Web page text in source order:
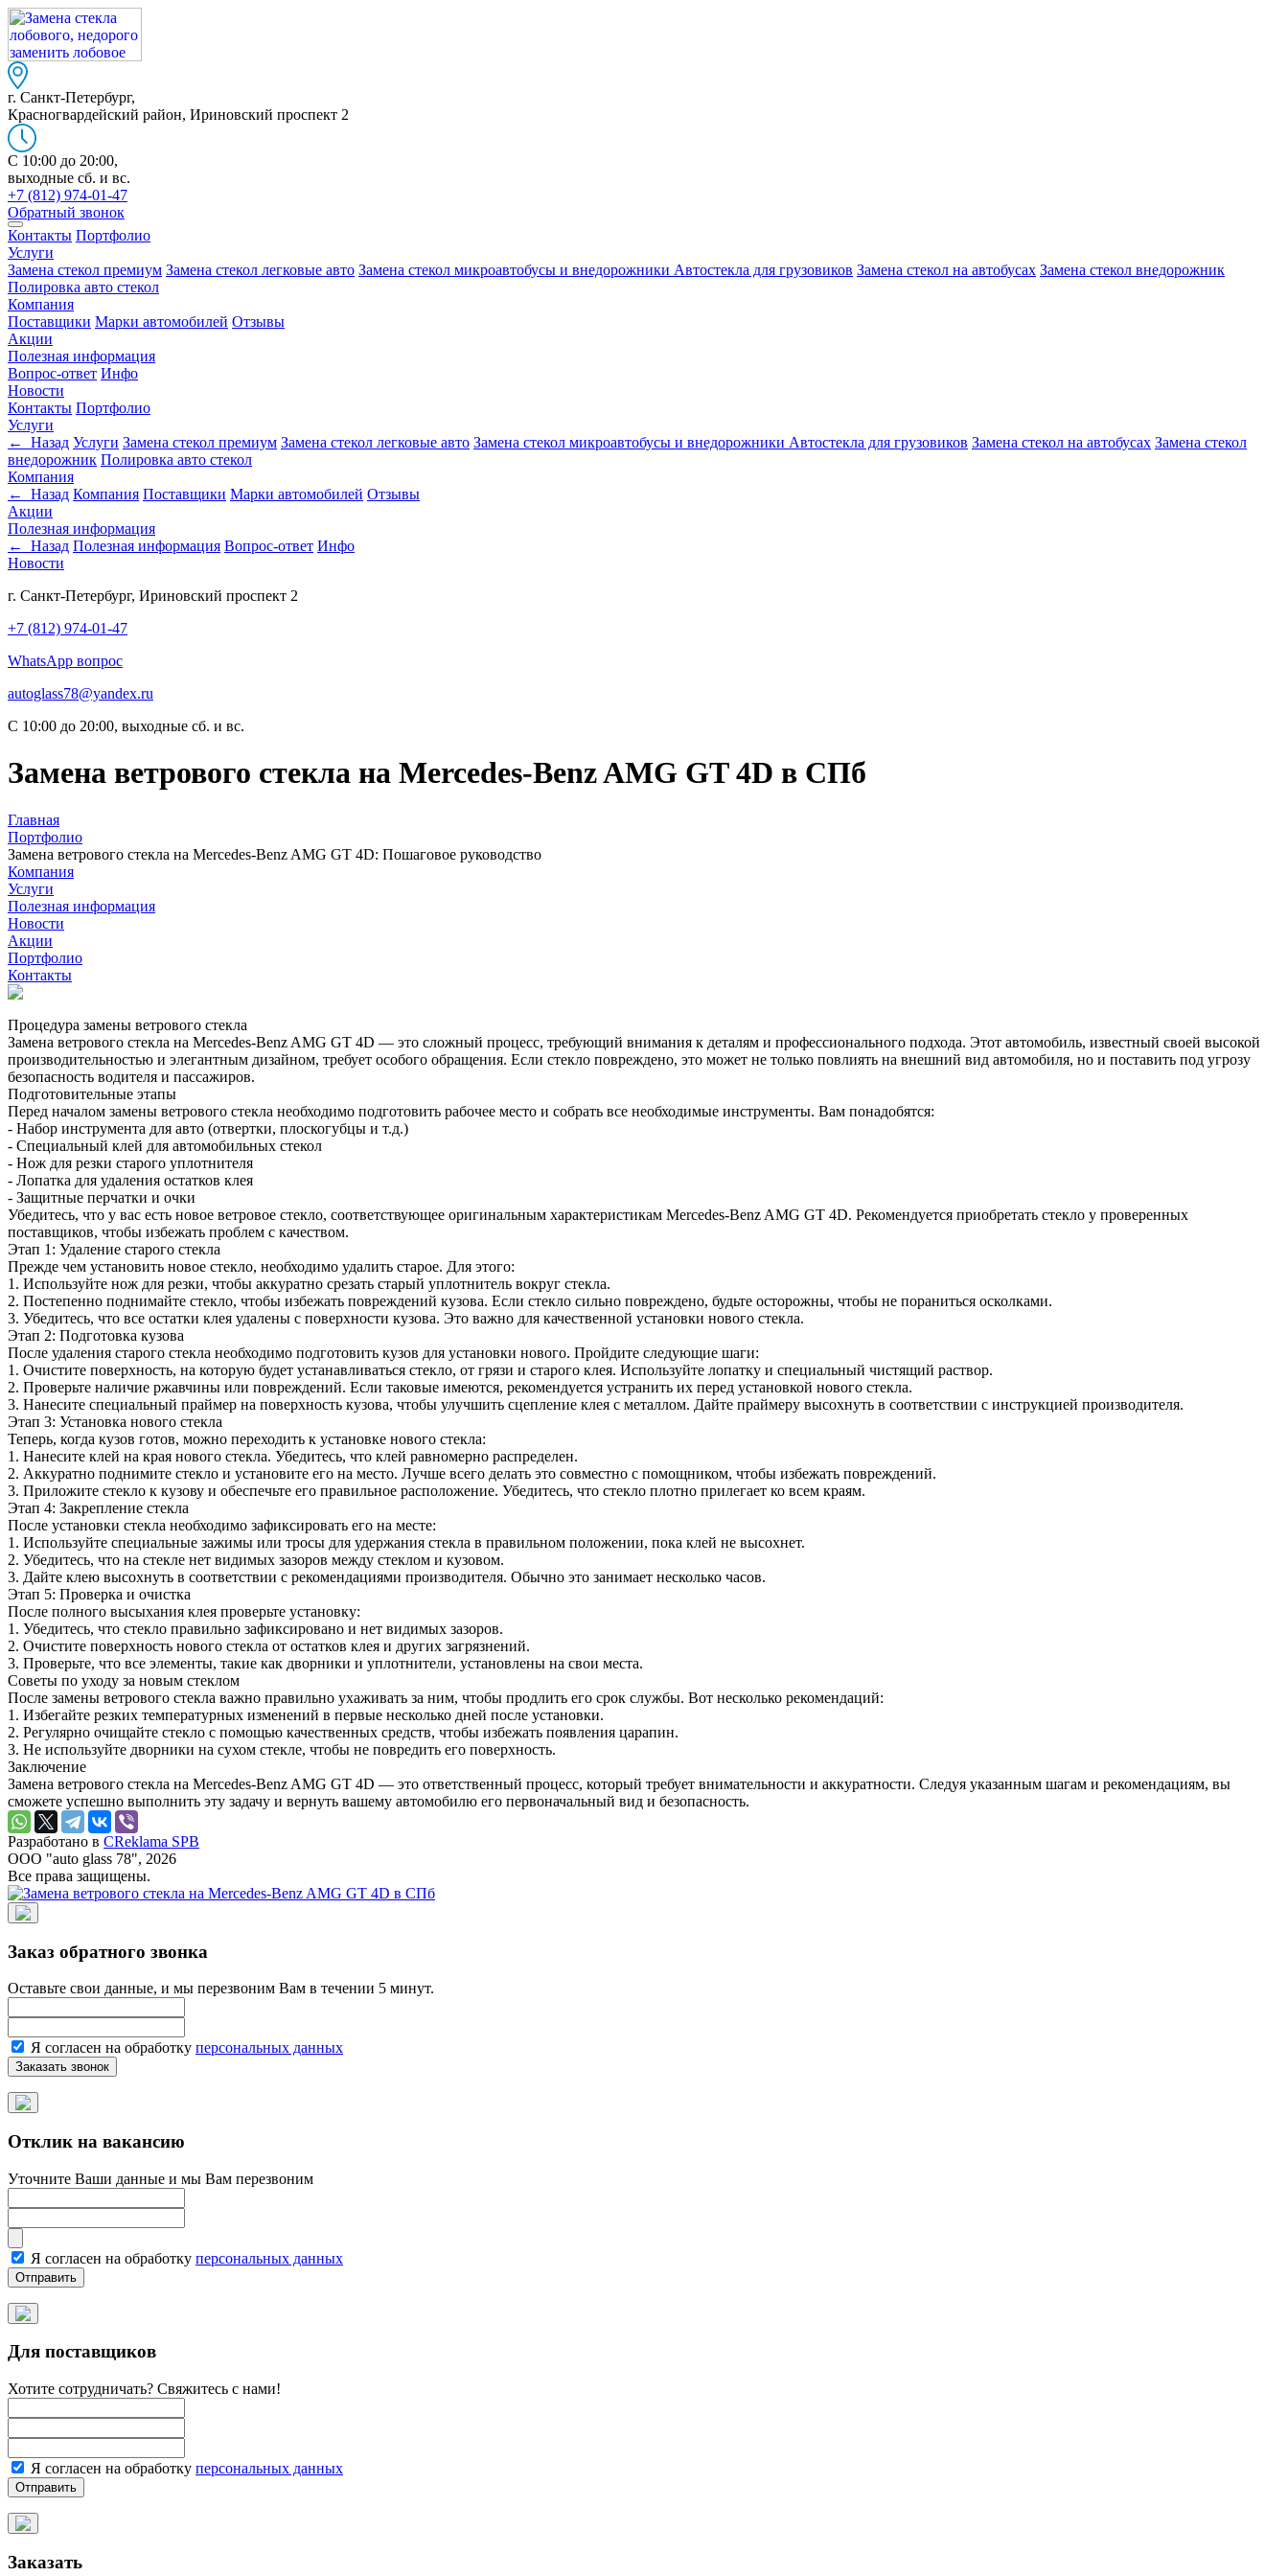
г. Санкт-Петербург,
Красногвардейский район, Ириновский проспект 2
C 10:00 до 20:00,
выходные сб. и вс.
+7 (812) 974-01-47
Обратный звонок
Контакты Портфолио
Услуги
Замена стекол премиум Замена стекол легковые авто Замена стекол микроавтобусы и внедорожники Автостекла для грузовиков Замена стекол на автобусах Замена стекол внедорожник
Полировка авто стекол
Компания
Поставщики Марки автомобилей Отзывы
Акции
Полезная информация
Вопрос-ответ Инфо
Новости
Контакты Портфолио
Услуги
← Назад Услуги Замена стекол премиум Замена стекол легковые авто Замена стекол микроавтобусы и внедорожники Автостекла для грузовиков Замена стекол на автобусах Замена стекол
внедорожник Полировка авто стекол
Компания
← Назад Компания Поставщики Марки автомобилей Отзывы
Акции
Полезная информация
← Назад Полезная информация Вопрос-ответ Инфо
Новости
г. Санкт-Петербург, Ириновский проспект 2
+7 (812) 974-01-47
WhatsApp вопрос
autoglass78@yandex.ru
C 10:00 до 20:00, выходные сб. и вс.
Замена ветрового стекла на Mercedes-Benz AMG GT 4D в СПб
Главная
Портфолио
Замена ветрового стекла на Mercedes-Benz AMG GT 4D: Пошаговое руководство
Компания
Услуги
Полезная информация
Новости
Акции
Портфолио
Контакты
Процедура замены ветрового стекла
Замена ветрового стекла на Mercedes-Benz AMG GT 4D — это сложный процесс, требующий внимания к деталям и профессионального подхода. Этот автомобиль, известный своей высокой
производительностью и элегантным дизайном, требует особого обращения. Если стекло повреждено, это может не только повлиять на внешний вид автомобиля, но и поставить под угрозу
безопасность водителя и пассажиров.
Подготовительные этапы
Перед началом замены ветрового стекла необходимо подготовить рабочее место и собрать все необходимые инструменты. Вам понадобятся:
- Набор инструмента для авто (отвертки, плоскогубцы и т.д.)
- Специальный клей для автомобильных стекол
- Нож для резки старого уплотнителя
- Лопатка для удаления остатков клея
- Защитные перчатки и очки
Убедитесь, что у вас есть новое ветровое стекло, соответствующее оригинальным характеристикам Mercedes-Benz AMG GT 4D. Рекомендуется приобретать стекло у проверенных
поставщиков, чтобы избежать проблем с качеством.
Этап 1: Удаление старого стекла
Прежде чем установить новое стекло, необходимо удалить старое. Для этого:
1. Используйте нож для резки, чтобы аккуратно срезать старый уплотнитель вокруг стекла.
2. Постепенно поднимайте стекло, чтобы избежать повреждений кузова. Если стекло сильно повреждено, будьте осторожны, чтобы не пораниться осколками.
3. Убедитесь, что все остатки клея удалены с поверхности кузова. Это важно для качественной установки нового стекла.
Этап 2: Подготовка кузова
После удаления старого стекла необходимо подготовить кузов для установки нового. Пройдите следующие шаги:
1. Очистите поверхность, на которую будет устанавливаться стекло, от грязи и старого клея. Используйте лопатку и специальный чистящий раствор.
2. Проверьте наличие ржавчины или повреждений. Если таковые имеются, рекомендуется устранить их перед установкой нового стекла.
3. Нанесите специальный праймер на поверхность кузова, чтобы улучшить сцепление клея с металлом. Дайте праймеру высохнуть в соответствии с инструкцией производителя.
Этап 3: Установка нового стекла
Теперь, когда кузов готов, можно переходить к установке нового стекла:
1. Нанесите клей на края нового стекла. Убедитесь, что клей равномерно распределен.
2. Аккуратно поднимите стекло и установите его на место. Лучше всего делать это совместно с помощником, чтобы избежать повреждений.
3. Приложите стекло к кузову и обеспечьте его правильное расположение. Убедитесь, что стекло плотно прилегает ко всем краям.
Этап 4: Закрепление стекла
После установки стекла необходимо зафиксировать его на месте:
1. Используйте специальные зажимы или тросы для удержания стекла в правильном положении, пока клей не высохнет.
2. Убедитесь, что на стекле нет видимых зазоров между стеклом и кузовом.
3. Дайте клею высохнуть в соответствии с рекомендациями производителя. Обычно это занимает несколько часов.
Этап 5: Проверка и очистка
После полного высыхания клея проверьте установку:
1. Убедитесь, что стекло правильно зафиксировано и нет видимых зазоров.
2. Очистите поверхность нового стекла от остатков клея и других загрязнений.
3. Проверьте, что все элементы, такие как дворники и уплотнители, установлены на свои места.
Советы по уходу за новым стеклом
После замены ветрового стекла важно правильно ухаживать за ним, чтобы продлить его срок службы. Вот несколько рекомендаций:
1. Избегайте резких температурных изменений в первые несколько дней после установки.
2. Регулярно очищайте стекло с помощью качественных средств, чтобы избежать появления царапин.
3. Не используйте дворники на сухом стекле, чтобы не повредить его поверхность.
Заключение
Замена ветрового стекла на Mercedes-Benz AMG GT 4D — это ответственный процесс, который требует внимательности и аккуратности. Следуя указанным шагам и рекомендациям, вы
сможете успешно выполнить эту задачу и вернуть вашему автомобилю его первоначальный вид и безопасность.
Разработано в CReklama SPB
ООО "auto glass 78", 2026
Все права защищены.
Заказ обратного звонка
Оставьте свои данные, и мы перезвоним Вам в течении 5 минут.
Я согласен на обработку персональных данных
Отклик на вакансию
Уточните Ваши данные и мы Вам перезвоним
Я согласен на обработку персональных данных
Для поставщиков
Хотите сотрудничать? Свяжитесь с нами!
Я согласен на обработку персональных данных
Заказать